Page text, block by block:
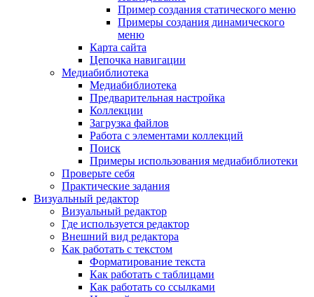
Пример создания статического меню
Примеры создания динамического
меню
Карта сайта
Цепочка навигации
Медиабиблиотека
Медиабиблиотека
Предварительная настройка
Коллекции
Загрузка файлов
Работа с элементами коллекций
Поиск
Примеры использования медиабиблиотеки
Проверьте себя
Практические задания
Визуальный редактор
Визуальный редактор
Где используется редактор
Внешний вид редактора
Как работать с текстом
Форматирование текста
Как работать с таблицами
Как работать со ссылками